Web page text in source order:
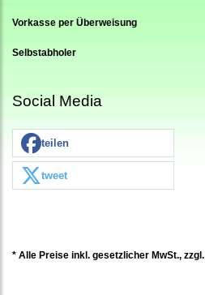
Vorkasse per Überweisung
Selbstabholer
Social Media
teilen
tweet
* Alle Preise inkl. gesetzlicher MwSt., zzgl.